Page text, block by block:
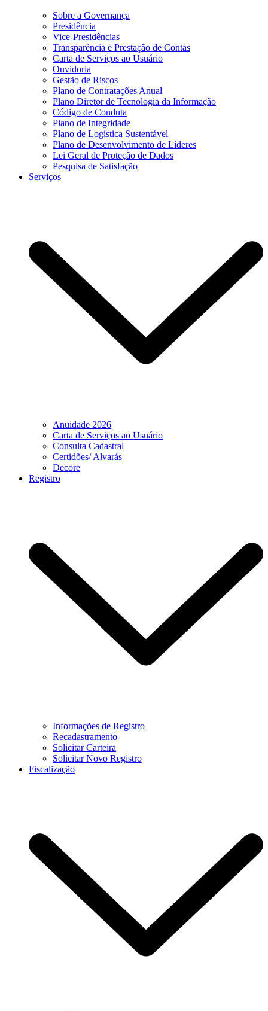
Sobre a Governança
Presidência
Vice-Presidências
Transparência e Prestação de Contas
Carta de Serviços ao Usuário
Ouvidoria
Gestão de Riscos
Plano de Contratações Anual
Plano Diretor de Tecnologia da Informação
Código de Conduta
Plano de Integridade
Plano de Logística Sustentável
Plano de Desenvolvimento de Líderes
Lei Geral de Proteção de Dados
Pesquisa de Satisfação
Serviços
Anuidade 2026
Carta de Serviços ao Usuário
Consulta Cadastral
Certidões/ Alvarás
Decore
Registro
Informações de Registro
Recadastramento
Solicitar Carteira
Solicitar Novo Registro
Fiscalização